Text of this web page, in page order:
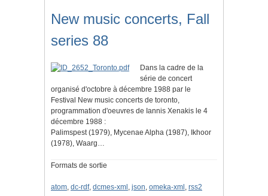
New music concerts, Fall
series 88
Dans la cadre de la
série de concert
organisé d'octobre à décembre 1988 par le
Festival New music concerts de toronto,
programmation d'oeuvres de Iannis Xenakis le 4
décembre 1988 :
Palimspest (1979), Mycenae Alpha (1987), Ikhoor
(1978), Waarg…
Formats de sortie
atom, dc-rdf, dcmes-xml , json, omeka-xml , rss2